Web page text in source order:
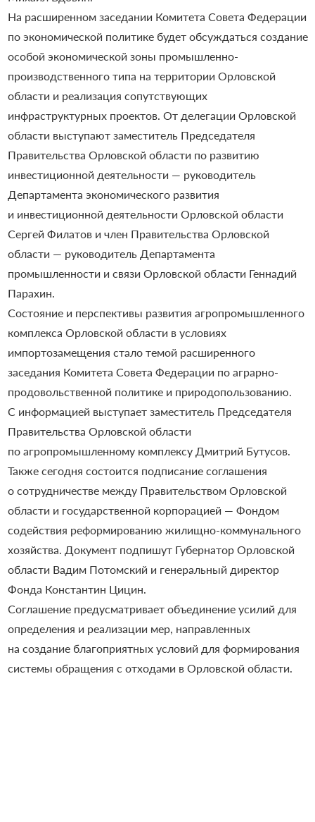
На расширенном заседании Комитета Совета Федерации
по экономической политике будет обсуждаться создание
особой экономической зоны промышленно-
производственного типа на территории Орловской
области и реализация сопутствующих
инфраструктурных проектов. От делегации Орловской
области выступают заместитель Председателя
Правительства Орловской области по развитию
инвестиционной деятельности — руководитель
Департамента экономического развития
и инвестиционной деятельности Орловской области
Сергей Филатов и член Правительства Орловской
области — руководитель Департамента
промышленности и связи Орловской области Геннадий
Парахин.
Состояние и перспективы развития агропромышленного
комплекса Орловской области в условиях
импортозамещения стало темой расширенного
заседания Комитета Совета Федерации по аграрно-
продовольственной политике и природопользованию.
С информацией выступает заместитель Председателя
Правительства Орловской области
по агропромышленному комплексу Дмитрий Бутусов.
Также сегодня состоится подписание соглашения
о сотрудничестве между Правительством Орловской
области и государственной корпорацией — Фондом
содействия реформированию жилищно-коммунального
хозяйства. Документ подпишут Губернатор Орловской
области Вадим Потомский и генеральный директор
Фонда Константин Цицин.
Соглашение предусматривает объединение усилий для
определения и реализации мер, направленных
на создание благоприятных условий для формирования
системы обращения с отходами в Орловской области.